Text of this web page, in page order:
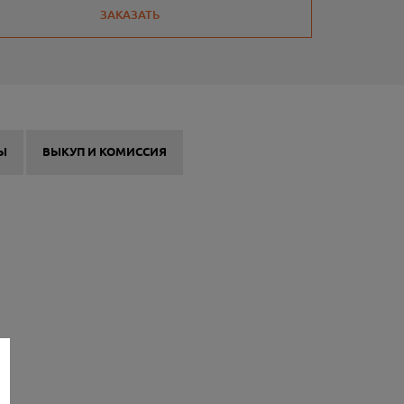
ЗАКАЗАТЬ
ВЫКУП И КОМИССИЯ